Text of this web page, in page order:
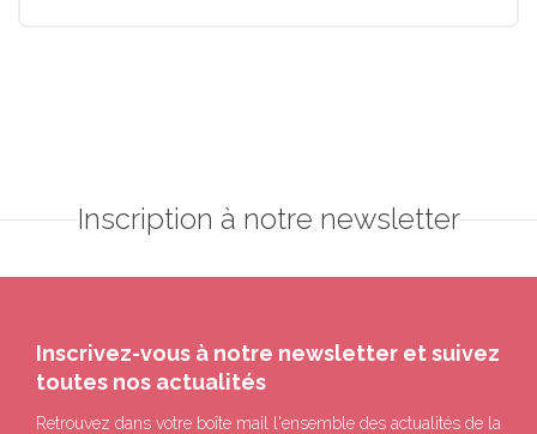
Inscription à notre newsletter
Inscrivez-vous à notre newsletter et suivez
toutes nos actualités
Retrouvez dans votre boîte mail l'ensemble des actualités de la